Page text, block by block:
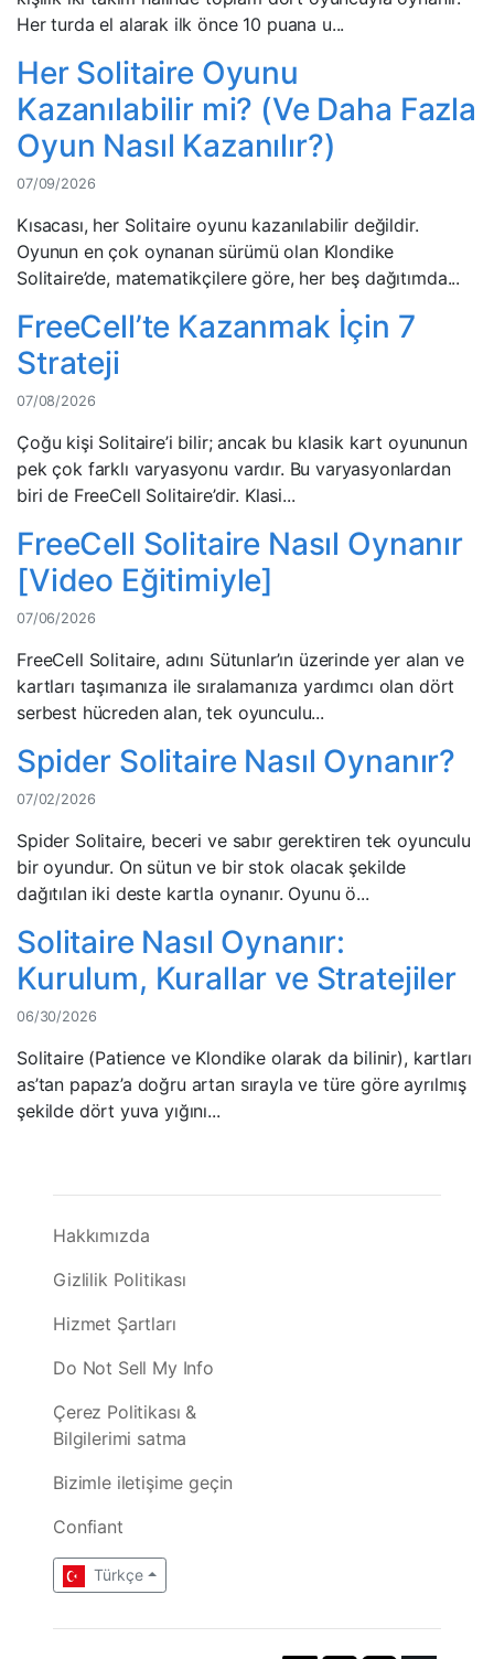
Her turda el alarak ilk önce 10 puana u...
Her Solitaire Oyunu
Kazanılabilir mi? (Ve Daha Fazla
Oyun Nasıl Kazanılır?)
07/09/2026
Kısacası, her Solitaire oyunu kazanılabilir değildir.
Oyunun en çok oynanan sürümü olan Klondike
Solitaire’de, matematikçilere göre, her beş dağıtımda...
FreeCell’te Kazanmak İçin 7
Strateji
07/08/2026
Çoğu kişi Solitaire’i bilir; ancak bu klasik kart oyununun
pek çok farklı varyasyonu vardır. Bu varyasyonlardan
biri de FreeCell Solitaire’dir. Klasi...
FreeCell Solitaire Nasıl Oynanır
[Video Eğitimiyle]
07/06/2026
FreeCell Solitaire, adını Sütunlar’ın üzerinde yer alan ve
kartları taşımanıza ile sıralamanıza yardımcı olan dört
serbest hücreden alan, tek oyunculu...
Spider Solitaire Nasıl Oynanır?
07/02/2026
Spider Solitaire, beceri ve sabır gerektiren tek oyunculu
bir oyundur. On sütun ve bir stok olacak şekilde
dağıtılan iki deste kartla oynanır. Oyunu ö...
Solitaire Nasıl Oynanır:
Kurulum, Kurallar ve Stratejiler
06/30/2026
Solitaire (Patience ve Klondike olarak da bilinir), kartları
as’tan papaz’a doğru artan sırayla ve türe göre ayrılmış
şekilde dört yuva yığını...
Hakkımızda
Gizlilik Politikası
Hizmet Şartları
Do Not Sell My Info
Çerez Politikası &
Bilgilerimi satma
Bizimle iletişime geçin
Confiant
Türkçe